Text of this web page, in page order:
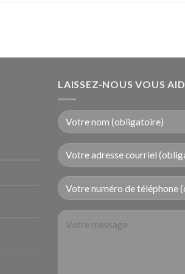
LAISSEZ-NOUS VOUS